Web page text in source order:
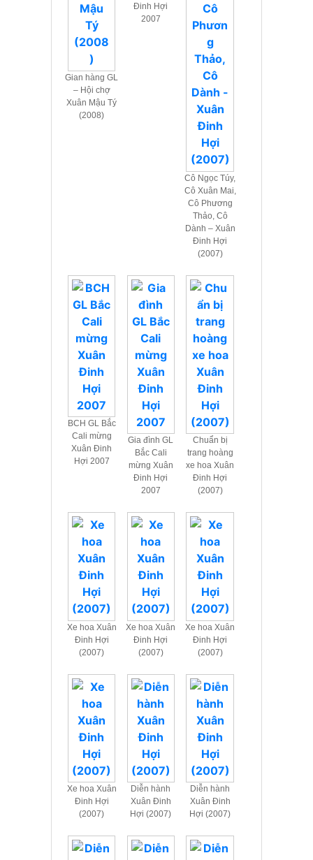
Gian hàng GL
– Hội chợ
Xuân Mậu Tý
(2008)
Đinh Hợi
2007
Cô Ngọc Túy,
Cô Xuân Mai,
Cô Phương
Thảo, Cô
Dành – Xuân
Đinh Hợi
(2007)
BCH GL Bắc
Cali mừng
Xuân Đinh
Hợi 2007
Gia đình GL
Bắc Cali
mừng Xuân
Đinh Hợi
2007
Chuẩn bị
trang hoàng
xe hoa Xuân
Đinh Hợi
(2007)
Xe hoa Xuân
Đinh Hợi
(2007)
Xe hoa Xuân
Đinh Hợi
(2007)
Xe hoa Xuân
Đinh Hợi
(2007)
Xe hoa Xuân
Đinh Hợi
(2007)
Diễn hành
Xuân Đinh
Hợi (2007)
Diễn hành
Xuân Đinh
Hợi (2007)